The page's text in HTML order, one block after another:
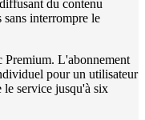
du contenu
interrompre le
L'abonnement
pour un utilisateur
service jusqu'à six